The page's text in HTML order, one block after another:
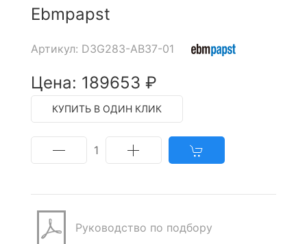
Ebmpapst
Артикул: D3G283-AB37-01
Цена: 189653 ₽
КУПИТЬ В ОДИН КЛИК
1
Руководство по подбору